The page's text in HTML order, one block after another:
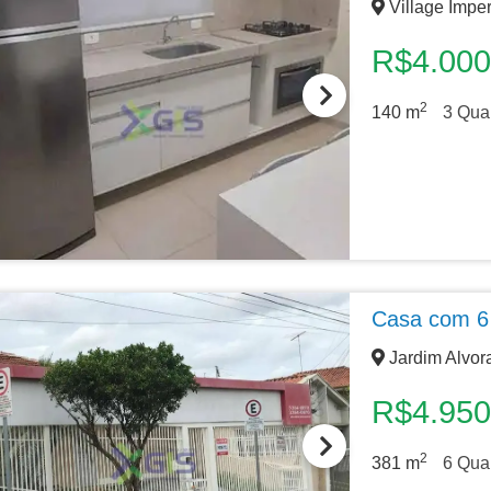
Village
R$4.000
140 m2 3
Casa com
Jardim
R$4.950
381 m2 6